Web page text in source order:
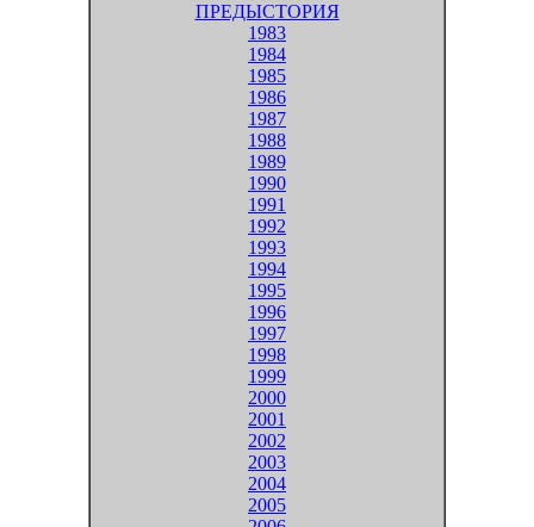
ПРЕДЫСТОРИЯ
1983
1984
1985
1986
1987
1988
1989
1990
1991
1992
1993
1994
1995
1996
1997
1998
1999
2000
2001
2002
2003
2004
2005